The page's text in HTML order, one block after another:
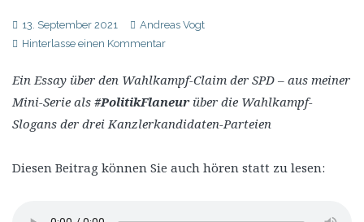
13. September 2021
Andreas Vogt
Hinterlasse einen Kommentar
Ein Essay über den Wahlkampf-Claim der SPD – aus meiner
Mini-Serie als #PolitikFlaneurüber die Wahlkampf-
Slogans der drei Kanzlerkandidaten-Parteien
Diesen Beitrag können Sie auch hören statt zu lesen: